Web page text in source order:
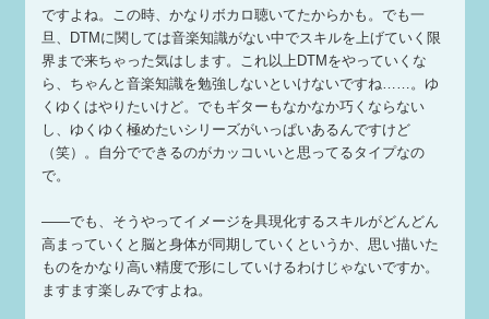
ですよね。この時、かなりボカロ聴いてたからかも。でも一
旦、DTMに関しては音楽知識がない中でスキルを上げていく限
界まで来ちゃった気はします。これ以上DTMをやっていくな
ら、ちゃんと音楽知識を勉強しないといけないですね……。ゆ
くゆくはやりたいけど。でもギターもなかなか巧くならない
し、ゆくゆく極めたいシリーズがいっぱいあるんですけど
（笑）。自分でできるのがカッコいいと思ってるタイプなの
で。
——でも、そうやってイメージを具現化するスキルがどんどん
高まっていくと脳と身体が同期していくというか、思い描いた
ものをかなり高い精度で形にしていけるわけじゃないですか。
ますます楽しみですよね。